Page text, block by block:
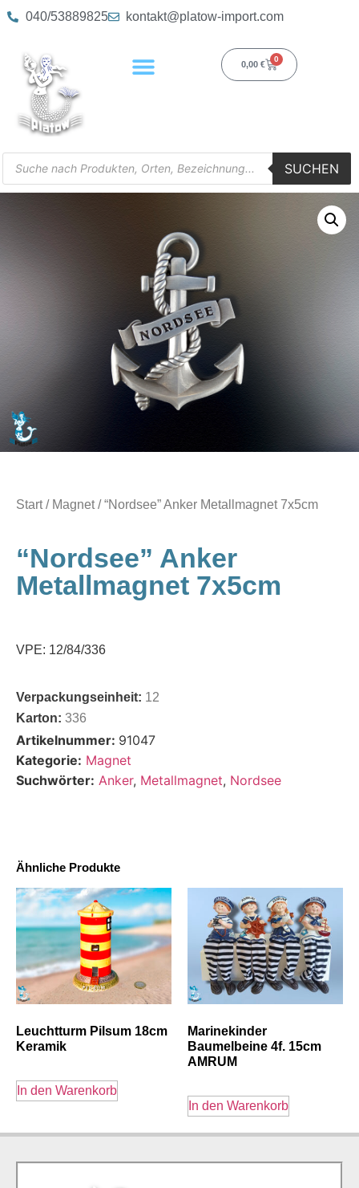
040/53889825 kontakt@platow-import.com
0,00 €
0
SUCHEN
Start/ Magnet/ “Nordsee” Anker Metallmagnet 7x5cm
“Nordsee” Anker
Metallmagnet 7x5cm
VPE: 12/84/336
Verpackungseinheit: 12
Karton: 336
Artikelnummer: 91047
Kategorie: Magnet
Suchwörter: Anker, Metallmagnet, Nordsee
Ähnliche Produkte
Leuchtturm Pilsum 18cm
Keramik
In den Warenkorb
Marinekinder
Baumelbeine 4f. 15cm
AMRUM
In den Warenkorb